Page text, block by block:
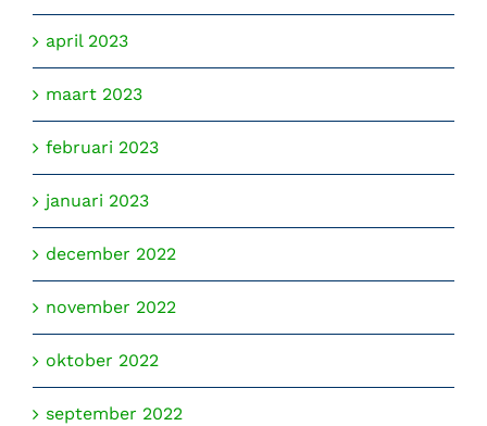
april 2023
maart 2023
februari 2023
januari 2023
december 2022
november 2022
oktober 2022
september 2022